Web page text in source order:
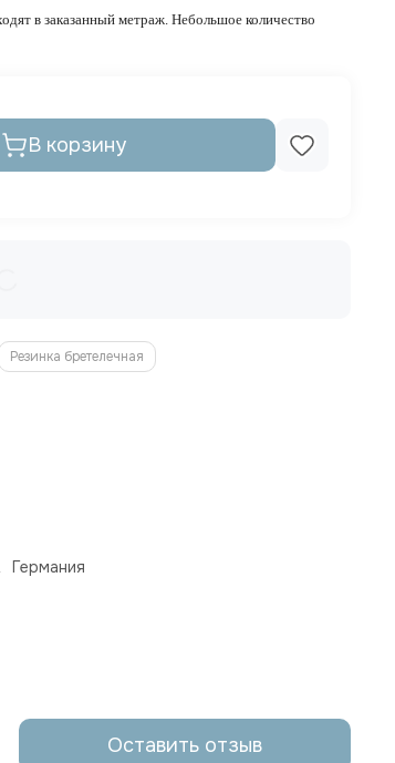
в заказанный метраж. Небольшое количество
В корзину
Резинка бретелечная
Германия
Оставить отзыв